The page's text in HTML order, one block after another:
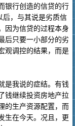
银行创造的信贷的行
，与其说是劣质信
因为信贷的过程本身
后只要一小部分的劣
观调控的结果，而是
是我说的症结。有钱
钱继续投资房地产拉
的生产资源配置，而
生在今天。况且，更